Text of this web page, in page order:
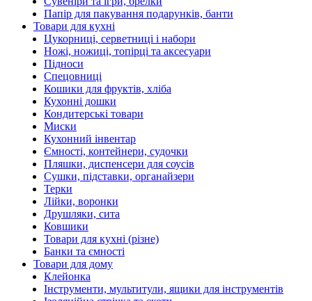
Папір для пакування подарунків, банти
Товари для кухні
Цукорниці, серветниці і набори
Ножі, ножиці, топірці та аксесуари
Підноси
Спецовниці
Кошики для фруктів, хліба
Кухонні дошки
Кондитерські товари
Миски
Кухонний інвентар
Ємності, контейнери, судочки
Пляшки, диспенсери для соусів
Сушки, підставки, органайзери
Терки
Лійки, воронки
Друшляки, сита
Ковшики
Товари для кухні (різне)
Банки та ємності
Товари для дому
Клейонка
Інструменти, мультитули, ящики для інструментів